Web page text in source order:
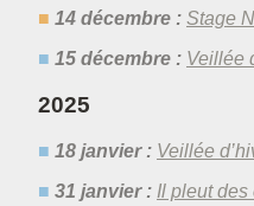
14 décembre : Stage
15 décembre : Veillée
2025
18 janvier : Veillée
31 janvier : Il pleut des